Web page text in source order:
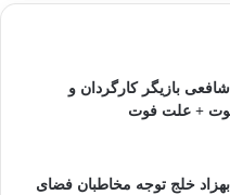
بازیگر کارگردان و
+ علت فوت
خلج توجه مخاطبان فضای